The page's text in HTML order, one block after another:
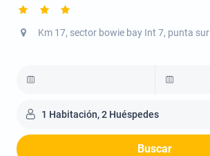
Km 17, sector bowie bay Int 7, punta sur
1 Habitación, 2 Huéspedes
Buscar